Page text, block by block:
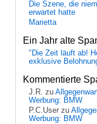
Die Szene, die
erwartet hatte
Marietta
Ein Jahr alte
"Die Zeit läuft ab!
exklusive
Kommentierte
J.R. zu
Werbung: BMW
P.C.User zu
Werbung: BMW